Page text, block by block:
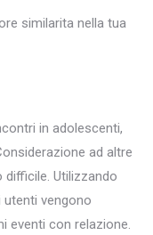
similarita nella tua
in adolescenti,
ad altre
Utilizzando
utenti vengono
eventi con relazione.